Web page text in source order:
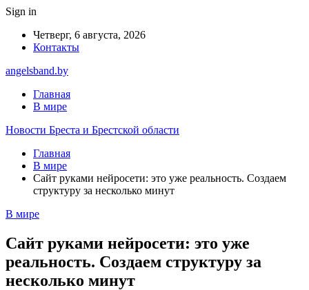
Sign in
Четверг, 6 августа, 2026
Контакты
angelsband.by
Главная
В мире
Новости Бреста и Брестской области
Главная
В мире
Сайт руками нейросети: это уже реальность. Создаем
структуру за несколько минут
В мире
Сайт руками нейросети: это уже
реальность. Создаем структуру за
несколько минут